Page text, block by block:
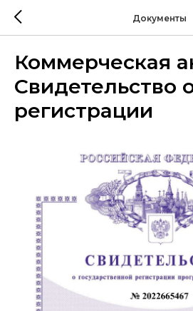
Документы
Коммерческая
Свидетельство
регистрации